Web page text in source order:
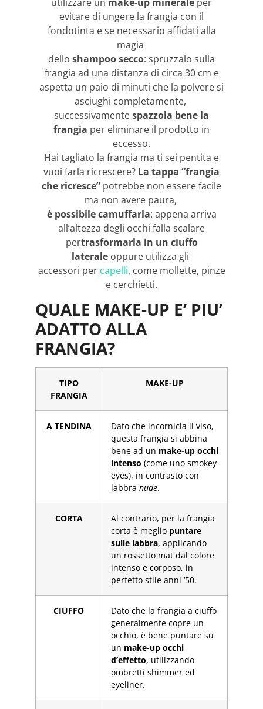
evitare di ungere la frangia con il
fondotinta e se necessario affidati alla
magia
dello shampoo secco: spruzzalo sulla
frangia ad una distanza di circa 30 cm e
aspetta un paio di minuti che la polvere si
asciughi completamente,
successivamentespazzola bene la
frangia per eliminare il prodotto in
eccesso.
Hai tagliato la frangia ma ti sei pentita e
vuoi farla ricrescere? La tappa “frangia
che ricresce” potrebbe non essere facile
ma non avere paura,
è possibile camuffarla: appena arriva
all’altezza degli occhi falla scalare
pertrasformarla in un ciuffo
laterale oppure utilizza gli
accessori per capelli, come mollette, pinze
e cerchietti.
QUALE MAKE-UP E’ PIU’
ADATTO ALLA
FRANGIA?
TIPO
FRANGIA
MAKE-UP
A TENDINA
Dato che incornicia il viso,
questa frangia si abbina
bene ad un make-up occhi
intenso (come uno smokey
eyes), in contrasto con
labbra nude.
CORTA
Al contrario, per la frangia
corta è meglio puntare
sulle labbra, applicando
un rossetto mat dal colore
intenso e corposo, in
perfetto stile anni ‘50.
CIUFFO
Dato che la frangia a ciuffo
generalmente copre un
occhio, è bene puntare su
un make-up occhi
d’effetto, utilizzando
ombretti shimmer ed
eyeliner.